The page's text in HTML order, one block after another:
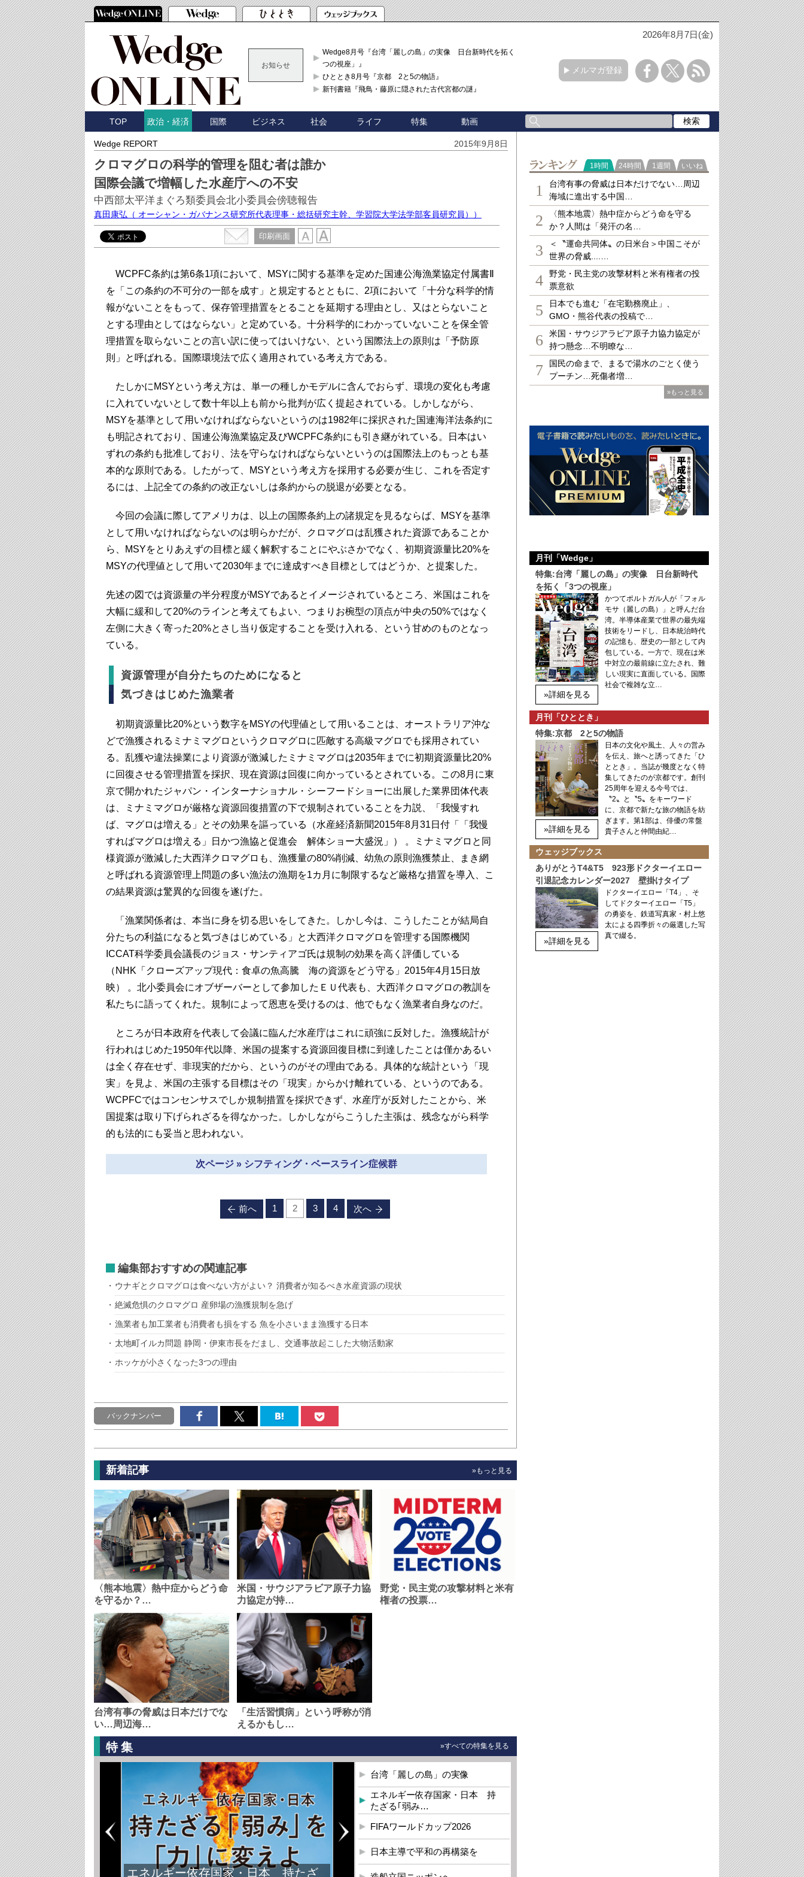
2026年8月7日(金)
お知らせ
Wedge8月号『台湾「麗しの島」の実像 日台新時代を拓く「3
つの視座」』
ひととき8月号『京都 2と5の物語』
新刊書籍『飛鳥・藤原に隠された古代宮都の謎』
メルマガ登録
TOP 政治・経済 国際 ビジネス 社会 ライフ 特集 動画
Wedge REPORT 2015年9月8日
クロマグロの科学的管理を阻む者は誰か
国際会議で増幅した水産庁への不安
中西部太平洋まぐろ類委員会北小委員会傍聴報告
真田康弘 （ オーシャン・ガバナンス研究所代表理事・総括研究主幹、学習院大学法学部客員研究員））
印刷画面
WCPFC条約は第6条1項において、MSYに関する基準を定めた国連公海漁業協定付属書Ⅱ
を「この条約の不可分の一部を成す」と規定するとともに、2項において「十分な科学的情
報がないことをもって、保存管理措置をとることを延期する理由とし、又はとらないこと
とする理由としてはならない」と定めている。十分科学的にわかっていないことを保全管
理措置を取らないことの言い訳に使ってはいけない、という国際法上の原則は「予防原
則」と呼ばれる。国際環境法で広く適用されている考え方である。
たしかにMSYという考え方は、単一の種しかモデルに含んでおらず、環境の変化も考慮
に入れていないとして数十年以上も前から批判が広く提起されている。しかしながら、
MSYを基準として用いなければならないというのは1982年に採択された国連海洋法条約に
も明記されており、国連公海漁業協定及びWCPFC条約にも引き継がれている。日本はい
ずれの条約も批准しており、法を守らなければならないというのは国際法上のもっとも基
本的な原則である。したがって、MSYという考え方を採用する必要が生じ、これを否定す
るには、上記全ての条約の改正ないしは条約からの脱退が必要となる。
今回の会議に際してアメリカは、以上の国際条約上の諸規定を見るならば、MSYを基準
として用いなければならないのは明らかだが、クロマグロは乱獲された資源であることか
ら、MSYをとりあえずの目標と緩く解釈することにやぶさかでなく、初期資源量比20%を
MSYの代理値として用いて2030年までに達成すべき目標としてはどうか、と提案した。
先述の図では資源量の半分程度がMSYであるとイメージされているところ、米国はこれを
大幅に緩和して20%のラインと考えてもよい、つまりお椀型の頂点が中央の50%ではなく
左側に大きく寄った20%とさし当り仮定することを受け入れる、という甘めのものとなっ
ている。
資源管理が自分たちのためになると
気づきはじめた漁業者
初期資源量比20%という数字をMSYの代理値として用いることは、オーストラリア沖な
どで漁獲されるミナミマグロというクロマグロに匹敵する高級マグロでも採用されてい
る。乱獲や違法操業により資源が激減したミナミマグロは2035年までに初期資源量比20%
に回復させる管理措置を採択、現在資源は回復に向かっているとされている。この8月に東
京で開かれたジャパン・インターナショナル・シーフードショーに出展した業界団体代表
は、ミナミマグロが厳格な資源回復措置の下で規制されていることを力説、「我慢すれ
ば、マグロは増える」とその効果を謳っている（水産経済新聞2015年8月31日付「「我慢
すればマグロは増える」日かつ漁協と促進会 解体ショー大盛況」） 。ミナミマグロと同
様資源が激減した大西洋クロマグロも、漁獲量の80%削減、幼魚の原則漁獲禁止、まき網
と呼ばれる資源管理上問題の多い漁法の漁期を1カ月に制限するなど厳格な措置を導入、こ
の結果資源は驚異的な回復を遂げた。
「漁業関係者は、本当に身を切る思いをしてきた。しかし今は、こうしたことが結局自
分たちの利益になると気づきはじめている」と大西洋クロマグロを管理する国際機関
ICCAT科学委員会議長のジョス・サンティアゴ氏は規制の効果を高く評価している
（NHK「クローズアップ現代：食卓の魚高騰 海の資源をどう守る」2015年4月15日放
映） 。北小委員会にオブザーバーとして参加したＥＵ代表も、大西洋クロマグロの教訓を
私たちに語ってくれた。規制によって恩恵を受けるのは、他でもなく漁業者自身なのだ。
ところが日本政府を代表して会議に臨んだ水産庁はこれに頑強に反対した。漁獲統計が
行われはじめた1950年代以降、米国の提案する資源回復目標に到達したことは僅かあるい
は全く存在せず、非現実的だから、というのがその理由である。具体的な統計という「現
実」を見よ、米国の主張する目標はその「現実」からかけ離れている、というのである。
WCPFCではコンセンサスでしか規制措置を採択できず、水産庁が反対したことから、米
国提案は取り下げられざるを得なかった。しかしながらこうした主張は、残念ながら科学
的も法的にも妥当と思われない。
次ページ » シフティング・ベースライン症候群
前へ 1 2 3 4 次へ
編集部おすすめの関連記事
ウナギとクロマグロは食べない方がよい？ 消費者が知るべき水産資源の現状
絶滅危惧のクロマグロ 産卵場の漁獲規制を急げ
漁業者も加工業者も消費者も損をする 魚を小さいまま漁獲する日本
太地町イルカ問題 静岡・伊東市長をだまし、交通事故起こした大物活動家
ホッケが小さくなった3つの理由
バックナンバー
新着記事 »もっと見る
〈熊本地震〉熱中症からどう命
を守るか？…
米国・サウジアラビア原子力協
力協定が持…
野党・民主党の攻撃材料と米有
権者の投票…
台湾有事の脅威は日本だけでな
い…周辺海…
「生活習慣病」という呼称が消
えるかもし…
特集 »すべての特集を見る
台湾「麗しの島」の実像
エネルギー依存国家・日本 持
たざる｢弱み…
FIFAワールドカップ2026
日本主導で平和の再構築を
ランキング
1時間 24時間 1週間 いいね
1
台湾有事の脅威は日本だけでない…周辺
海域に進出する中国…
2
〈熊本地震〉熱中症からどう命を守る
か？人間は「発汗の名…
3
＜〝運命共同体〟の日米台＞中国こそが
世界の脅威....…
4
野党・民主党の攻撃材料と米有権者の投
票意欲
5
日本でも進む「在宅勤務廃止」、
GMO・熊谷代表の投稿で…
6
米国・サウジアラビア原子力協力協定が
持つ懸念…不明瞭な…
7
国民の命まで、まるで湯水のごとく使う
プーチン…死傷者増…
»もっと見る
月刊「Wedge」
特集:台湾「麗しの島」の実像 日台新時代
を拓く「3つの視座」
»詳細を見る
かつてポルトガル人が「フォル
モサ（麗しの島）」と呼んだ台
湾。半導体産業で世界の最先端
技術をリードし、日本統治時代
の記憶も、歴史の一部として内
包している。一方で、現在は米
中対立の最前線に立たされ、難
しい現実に直面している。国際
社会で複雑な立…
月刊「ひととき」
特集:京都 2と5の物語
»詳細を見る
日本の文化や風土、人々の営み
を伝え、旅へと誘ってきた「ひ
ととき」。当誌が幾度となく特
集してきたのが京都です。創刊
25周年を迎える今号では、
〝2〟と〝5〟をキーワード
に、京都で新たな旅の物語を紡
ぎます。第1部は、俳優の常盤
貴子さんと仲間由紀…
ウェッジブックス
ありがとうT4&T5 923形ドクターイエロー
引退記念カレンダー2027 壁掛けタイプ
»詳細を見る
ドクターイエロー「T4」、そ
してドクターイエロー「T5」
の勇姿を、鉄道写真家・村上悠
太による四季折々の厳選した写
真で綴る。